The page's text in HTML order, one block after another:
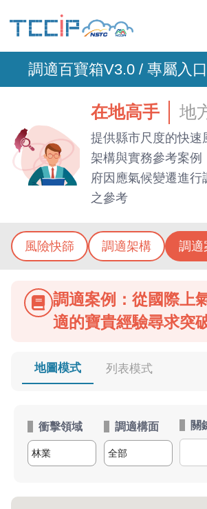
調適百寶箱V3.0 / 專屬入口
在地高手 地
提供縣市尺度的快速
架構與實務參考案例
府因應氣候變遷進行
之參考
風險快篩 調適架構 調適
調適案例：從國際上
適的寶貴經驗尋求突
地圖模式 列表模式
衝擊領域 調適構面 關